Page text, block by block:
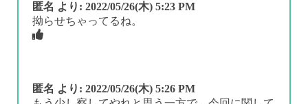
匿名 より: 2022/05/26(木) 5:23 PM
拗らせちゃってるね。
匿名 より: 2022/05/26(木) 5:26 PM